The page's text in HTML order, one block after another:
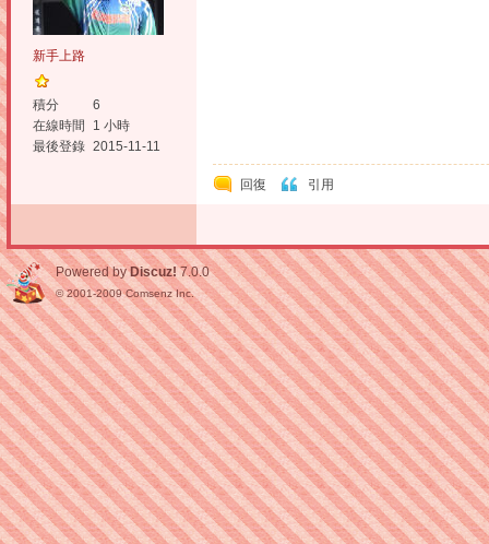
新手上路
積分
6
在線時間
1 小時
最後登錄 2015-11-11
回復 引用
Powered byDiscuz! 7.0.0
© 2001-2009Comsenz Inc.